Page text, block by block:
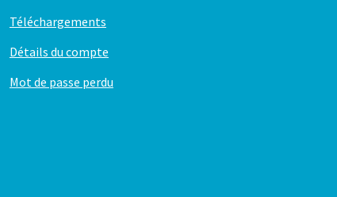
Téléchargements
Détails du compte
Mot de passe perdu